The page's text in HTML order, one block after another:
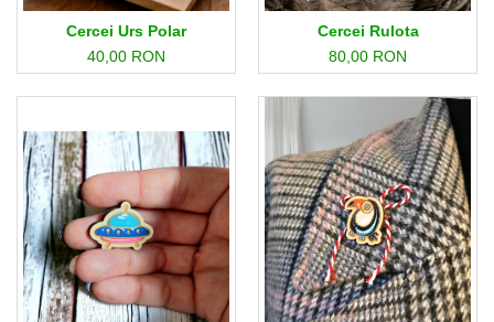
Cercei Urs Polar
40,00 RON
Cercei Rulota
80,00 RON